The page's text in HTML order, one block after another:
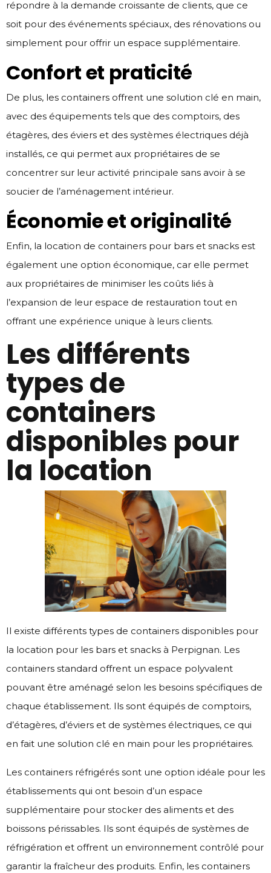
répondre à la demande croissante de clients, que ce
soit pour des événements spéciaux, des rénovations ou
simplement pour offrir un espace supplémentaire.
Confort et praticité
De plus, les containers offrent une solution clé en main,
avec des équipements tels que des comptoirs, des
étagères, des éviers et des systèmes électriques déjà
installés, ce qui permet aux propriétaires de se
concentrer sur leur activité principale sans avoir à se
soucier de l’aménagement intérieur.
Économie et originalité
Enfin, la location de containers pour bars et snacks est
également une option économique, car elle permet
aux propriétaires de minimiser les coûts liés à
l’expansion de leur espace de restauration tout en
offrant une expérience unique à leurs clients.
Les différents
types de
containers
disponibles pour
la location
Il existe différents types de containers disponibles pour
la location pour les bars et snacks à Perpignan. Les
containers standard offrent un espace polyvalent
pouvant être aménagé selon les besoins spécifiques de
chaque établissement. Ils sont équipés de comptoirs,
d’étagères, d’éviers et de systèmes électriques, ce qui
en fait une solution clé en main pour les propriétaires.
Les containers réfrigérés sont une option idéale pour les
établissements qui ont besoin d’un espace
supplémentaire pour stocker des aliments et des
boissons périssables. Ils sont équipés de systèmes de
réfrigération et offrent un environnement contrôlé pour
garantir la fraîcheur des produits. Enfin, les containers